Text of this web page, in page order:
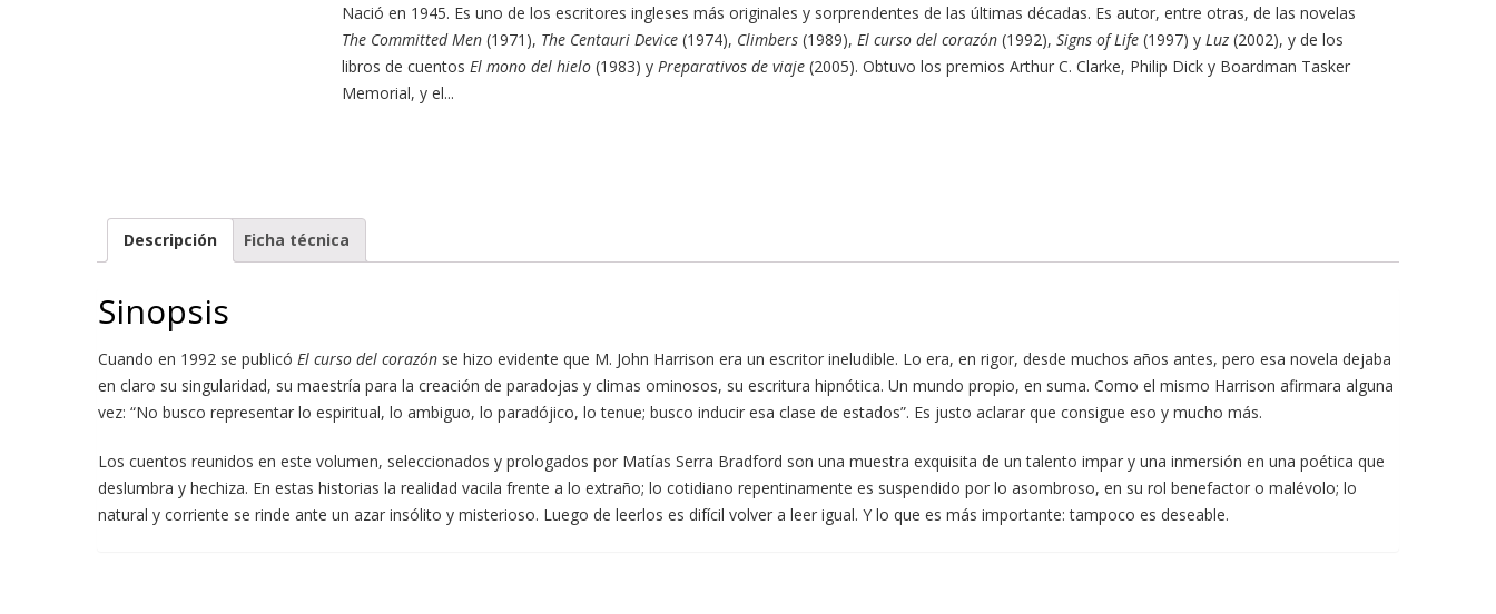
Nació en 1945. Es uno de los escritores ingleses más originales y sorprendentes de las últimas décadas. Es autor, entre otras, de las novelas
The Committed Men (1971), The Centauri Device (1974), Climbers (1989), El curso del corazón (1992), Signs of Life (1997) y Luz (2002), y de los
libros de cuentos El mono del hielo (1983) y Preparativos de viaje (2005). Obtuvo los premios Arthur C. Clarke, Philip Dick y Boardman Tasker
Memorial, y el...
Descripción Ficha técnica
Sinopsis
Cuando en 1992 se publicó El curso del corazón se hizo evidente que M. John Harrison era un escritor ineludible. Lo era, en rigor, desde muchos años antes, pero esa novela dejaba
en claro su singularidad, su maestría para la creación de paradojas y climas ominosos, su escritura hipnótica. Un mundo propio, en suma. Como el mismo Harrison afirmara alguna
vez: “No busco representar lo espiritual, lo ambiguo, lo paradójico, lo tenue; busco inducir esa clase de estados”. Es justo aclarar que consigue eso y mucho más.
Los cuentos reunidos en este volumen, seleccionados y prologados por Matías Serra Bradford son una muestra exquisita de un talento impar y una inmersión en una poética que
deslumbra y hechiza. En estas historias la realidad vacila frente a lo extraño; lo cotidiano repentinamente es suspendido por lo asombroso, en su rol benefactor o malévolo; lo
natural y corriente se rinde ante un azar insólito y misterioso. Luego de leerlos es difícil volver a leer igual. Y lo que es más importante: tampoco es deseable.